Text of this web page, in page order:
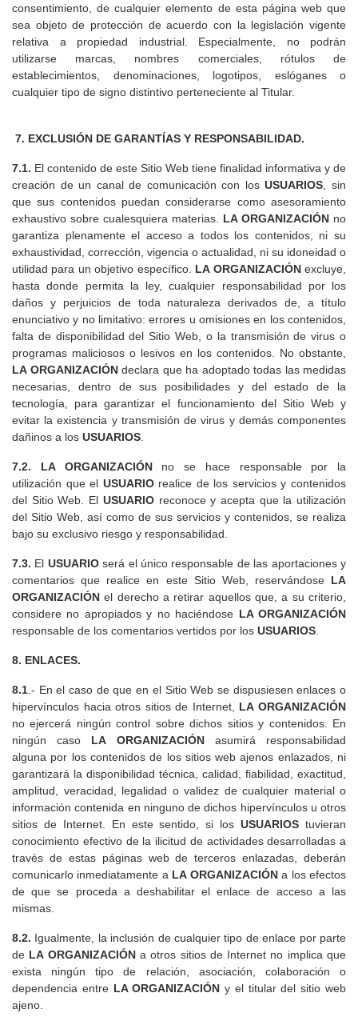
consentimiento, de cualquier elemento de esta página web que
sea objeto de protección de acuerdo con la legislación vigente
relativa a propiedad industrial. Especialmente, no podrán
utilizarse marcas, nombres comerciales, rótulos de
establecimientos, denominaciones, logotipos, eslóganes o
cualquier tipo de signo distintivo perteneciente al Titular.
7. EXCLUSIÓN DE GARANTÍAS Y RESPONSABILIDAD.
7.1. El contenido de este Sitio Web tiene finalidad informativa y de
creación de un canal de comunicación con losUSUARIOS, sin
que sus contenidos puedan considerarse como asesoramiento
exhaustivo sobre cualesquiera materias. LA ORGANIZACIÓN no
garantiza plenamente el acceso a todos los contenidos, ni su
exhaustividad, corrección, vigencia o actualidad, ni su idoneidad o
utilidad para un objetivo específico. LA ORGANIZACIÓNexcluye,
hasta donde permita la ley, cualquier responsabilidad por los
daños y perjuicios de toda naturaleza derivados de, a título
enunciativo y no limitativo: errores u omisiones en los contenidos,
falta de disponibilidad del Sitio Web, o la transmisión de virus o
programas maliciosos o lesivos en los contenidos. No obstante,
LA ORGANIZACIÓNdeclara que ha adoptado todas las medidas
necesarias, dentro de sus posibilidades y del estado de la
tecnología, para garantizar el funcionamiento del Sitio Web y
evitar la existencia y transmisión de virus y demás componentes
dañinos a los USUARIOS.
7.2. LA ORGANIZACIÓNno se hace responsable por la
utilización que el USUARIOrealice de los servicios y contenidos
del Sitio Web. El USUARIOreconoce y acepta que la utilización
del Sitio Web, así como de sus servicios y contenidos, se realiza
bajo su exclusivo riesgo y responsabilidad.
7.3. El USUARIOserá el único responsable de las aportaciones y
comentarios que realice en este Sitio Web, reservándose LA
ORGANIZACIÓN el derecho a retirar aquellos que, a su criterio,
considere no apropiados y no haciéndose LA ORGANIZACIÓN
responsable de los comentarios vertidos por los USUARIOS.
8. ENLACES.
8.1.- En el caso de que en el Sitio Web se dispusiesen enlaces o
hipervínculos hacia otros sitios de Internet, LA ORGANIZACIÓN
no ejercerá ningún control sobre dichos sitios y contenidos. En
ningún caso LA ORGANIZACIÓNasumirá responsabilidad
alguna por los contenidos de los sitios web ajenos enlazados, ni
garantizará la disponibilidad técnica, calidad, fiabilidad, exactitud,
amplitud, veracidad, legalidad o validez de cualquier material o
información contenida en ninguno de dichos hipervínculos u otros
sitios de Internet. En este sentido, si losUSUARIOS tuvieran
conocimiento efectivo de la ilicitud de actividades desarrolladas a
través de estas páginas web de terceros enlazadas, deberán
comunicarlo inmediatamente a LA ORGANIZACIÓNa los efectos
de que se proceda a deshabilitar el enlace de acceso a las
mismas.
8.2. Igualmente, la inclusión de cualquier tipo de enlace por parte
de LA ORGANIZACIÓNa otros sitios de Internet no implica que
exista ningún tipo de relación, asociación, colaboración o
dependencia entre LA ORGANIZACIÓN y el titular del sitio web
ajeno.